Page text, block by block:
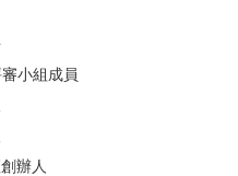
小組成員
辦人